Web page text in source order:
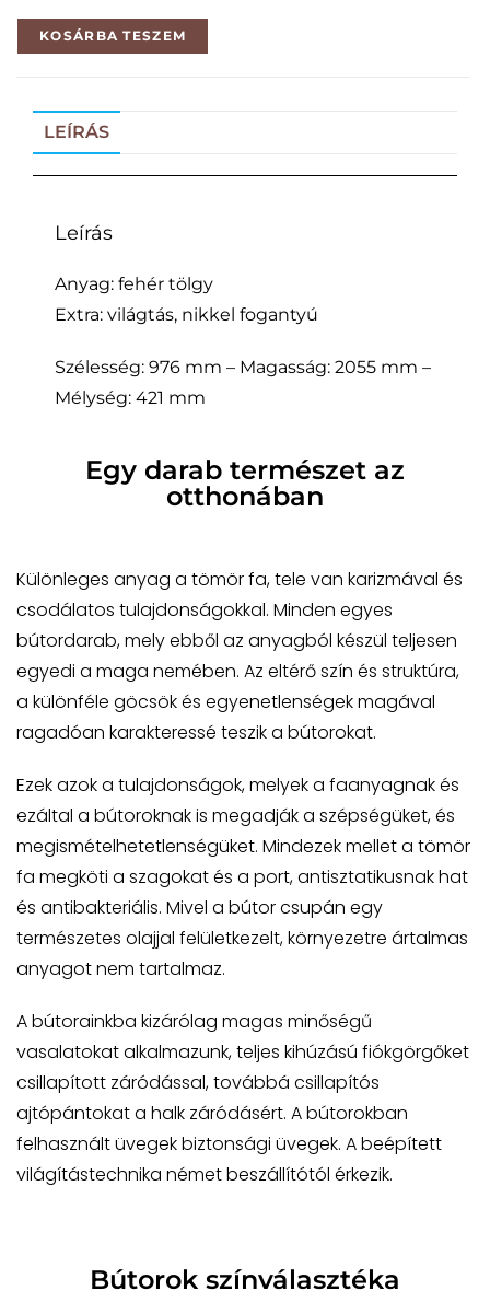
KOSÁRBA TESZEM
LEÍRÁS
Leírás
Anyag: fehér tölgy
Extra: világtás, nikkel fogantyú
Szélesség: 976 mm – Magasság: 2055 mm –
Mélység: 421 mm
Egy darab természet az
otthonában
Különleges anyag a tömör fa, tele van karizmával és
csodálatos tulajdonságokkal. Minden egyes
bútordarab, mely ebből az anyagból készül teljesen
egyedi a maga nemében. Az eltérő szín és struktúra,
a különféle göcsök és egyenetlenségek magával
ragadóan karakteressé teszik a bútorokat.
Ezek azok a tulajdonságok, melyek a faanyagnak és
ezáltal a bútoroknak is megadják a szépségüket, és
megismételhetetlenségüket. Mindezek mellet a tömör
fa megköti a szagokat és a port, antisztatikusnak hat
és antibakteriális. Mivel a bútor csupán egy
természetes olajjal felületkezelt, környezetre ártalmas
anyagot nem tartalmaz.
A bútorainkba kizárólag magas minőségű
vasalatokat alkalmazunk, teljes kihúzású fiókgörgőket
csillapított záródással, továbbá csillapítós
ajtópántokat a halk záródásért. A bútorokban
felhasznált üvegek biztonsági üvegek. A beépített
világítástechnika német beszállítótól érkezik.
Bútorok színválasztéka